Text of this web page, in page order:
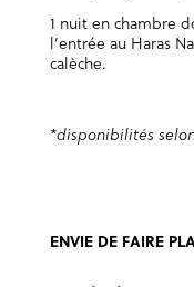
1 nuit en chambre
l’entrée au Haras
calèche.
*disponibilités
ENVIE DE FAIRE